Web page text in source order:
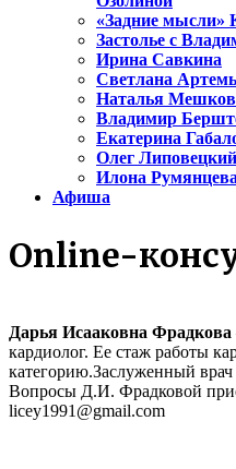
«Задние
Застолье с
Ирина Савкина
Светлана
Наталья
Владимир
Екатерина
Олег Липовецкий
Илона
Афиша
Online-
Дарья Исааковна Фрадкова
кардиолог. Ее стаж работы
категорию.Заслуженный
Вопросы Д.И. Фрадковой
licey1991@gmail.com